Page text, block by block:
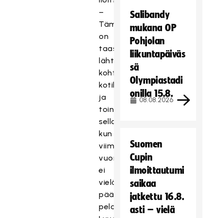
–
Tämä
on
taas
lähtölaukaus
kohti
kotikisoja
ja
toinen
sellainen,
kun
viime
vuonna
ei
vielä
päästy
pelaamaan.
Salibandy
mukana OP
Pohjolan
liikuntapäiväs
sä
Olympiastadi
onilla 15.8.
08.08.2026
Suomen
Cupin
ilmoittautumi
saikaa
jatkettu 16.8.
asti – vielä